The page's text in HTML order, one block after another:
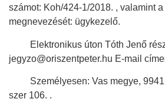
számot: Koh/424-1/2018. , valamint
megnevezését: ügykezelő.
 Elektronikus úton Tóth Jenő
jegyzo@oriszentpeter.hu E-mail
 Személyesen: Vas megye, 9941
szer 106. .